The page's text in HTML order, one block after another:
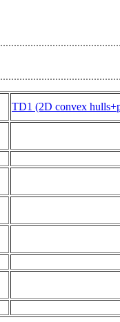
TD1 (2D convex